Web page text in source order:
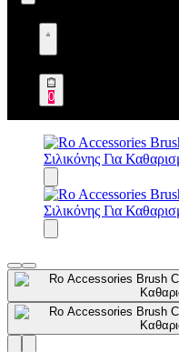
Search
open
Open
details
0Open
cart